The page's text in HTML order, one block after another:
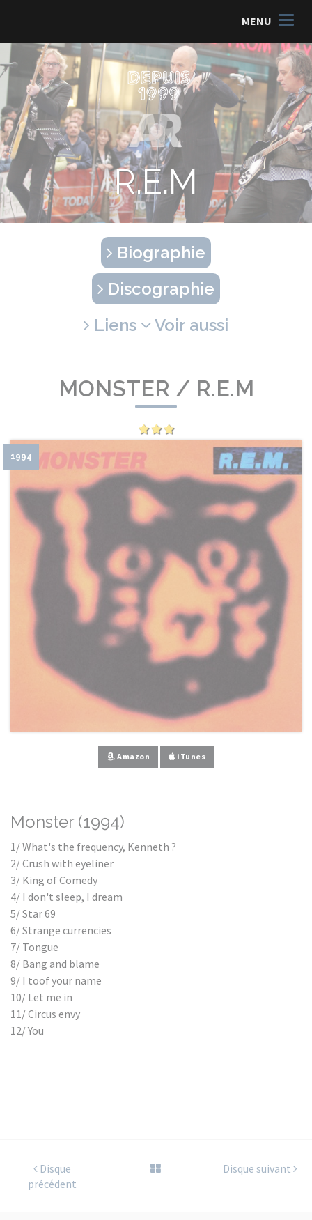
MENU
R.E.M
Biographie
Discographie
Liens
Voir aussi
MONSTER / R.E.M
1994
Amazon iTunes
Monster (1994)
1/ What's the frequency, Kenneth ?
2/ Crush with eyeliner
3/ King of Comedy
4/ I don't sleep, I dream
5/ Star 69
6/ Strange currencies
7/ Tongue
8/ Bang and blame
9/ I toof your name
10/ Let me in
11/ Circus envy
12/ You
Disque
précédent
Disque suivant